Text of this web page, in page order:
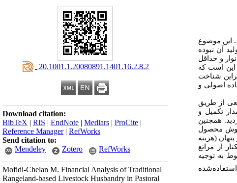
‎ 20.1001.1.20080891.1401.16.2.8.2
Download citation:
BibTeX | RIS | EndNote | Medlars | ProCite |
Reference Manager| RefWorks
Send citation to:
Mendeley
Zotero RefWorks
Mofidi-Chelan M. Financial Analysis of Traditional
Rangeland-based Livestock Husbandry in Pastoral
این موضوع
آن نبوده
و حداقل
این است که
شناخت
اصولی و
سهند انجام شد. 45 سامان عرفی مرتعی از طریق
برای مطالعه انتخاب شدند و درنهایت پرسشنامه ارزیابی مالی به‌صورت تصادفی برای 205 دامدار تکمیل و
همچنین
محصول
(هزینه
از مراتع
به توجیه